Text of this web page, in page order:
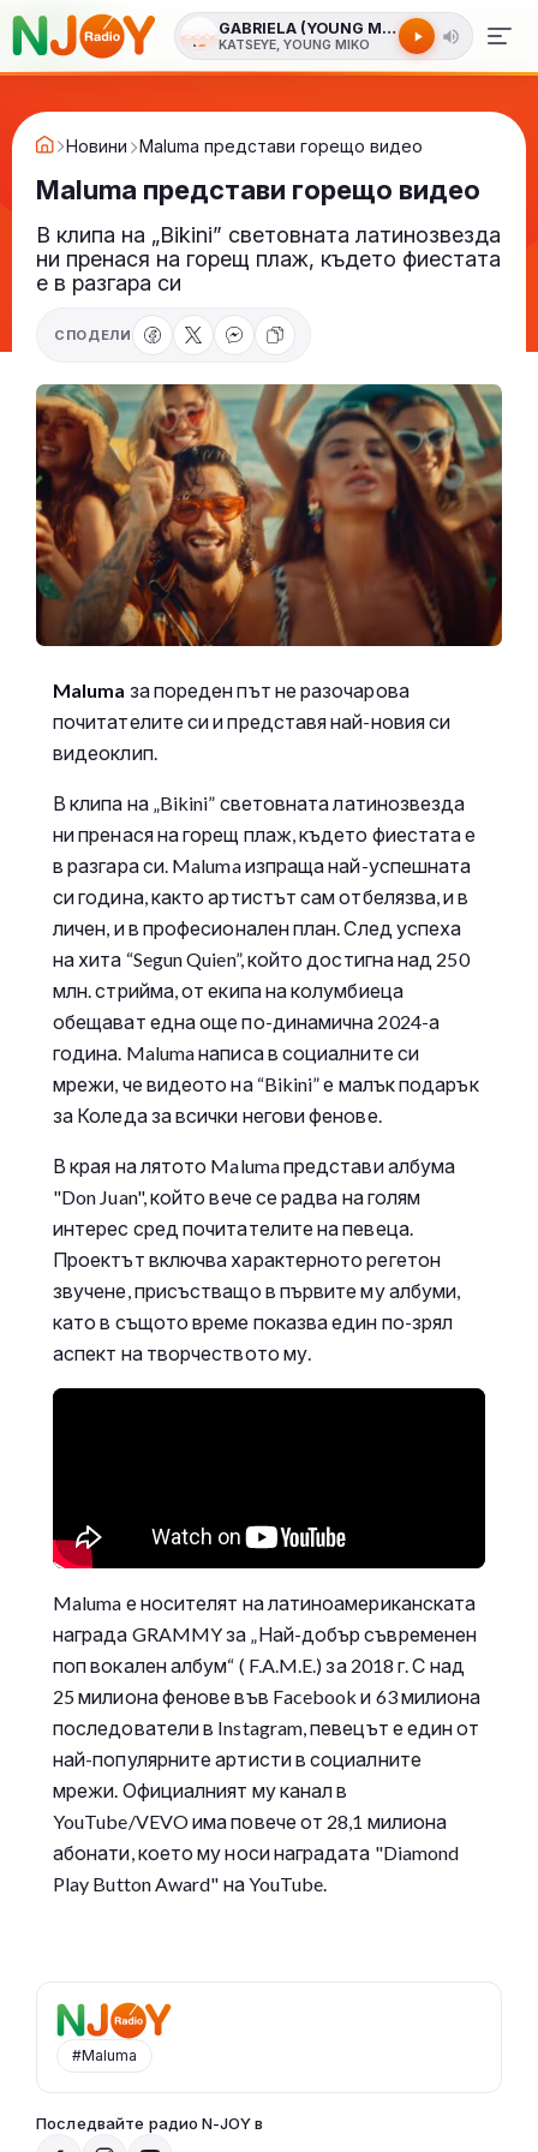
GABRIELA (YOUNG MIKO REMIX)
KATSEYE, YOUNG MIKO
Новини Maluma представи горещо видео
Maluma представи горещо видео
В клипа на „Bikini” световната латинозвезда
ни пренася на горещ плаж, където фиестата
е в разгара си
СПОДЕЛИ
Maluma за пореден път не разочарова
почитателите си и представя най-новия си
видеоклип.
В клипа на „Bikini” световната латинозвезда
ни пренася на горещ плаж, където фиестата е
в разгара си. Maluma изпраща най-успешната
си година, както артистът сам отбелязва, и в
личен, и в професионален план. След успеха
на хита “Segun Quien”, който достигна над 250
млн. стрийма, от екипа на колумбиеца
обещават една още по-динамична 2024-а
година. Maluma написа в социалните си
мрежи, че видеото на “Bikini” е малък подарък
за Коледа за всички негови фенове.
В края на лятото Maluma представи албума
"Don Juan", който вече се радва на голям
интерес сред почитателите на певеца.
Проектът включва характерното регетон
звучене, присъстващо в първите му албуми,
като в същото време показва един по-зрял
аспект на творчеството му.
Maluma е носителят на латиноамериканската
награда GRAMMY за „Най-добър съвременен
поп вокален албум“ ( F.A.M.E.) за 2018 г. С над
25 милиона фенове във Facebook и 63 милиона
последователи в Instagram, певецът е един от
най-популярните артисти в социалните
мрежи. Официалният му канал в
YouTube/VEVO има повече от 28,1 милиона
абонати, което му носи наградата "Diamond
Play Button Award" на YouTube.
#Maluma
Последвайте радио N-JOY в